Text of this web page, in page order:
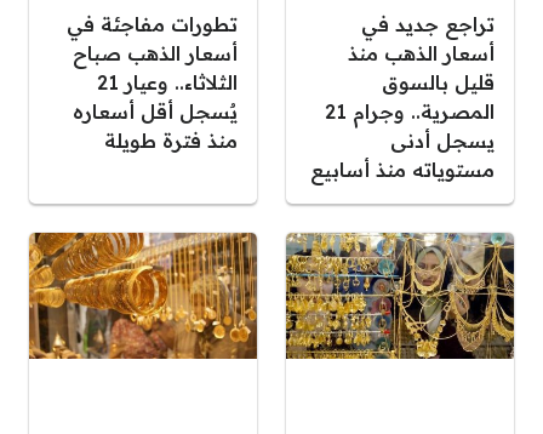
تراجع جديد في
أسعار الذهب منذ
قليل بالسوق
المصرية.. وجرام 21
يسجل أدنى
مستوياته منذ أسابيع
تطورات مفاجئة في
أسعار الذهب صباح
الثلاثاء.. وعيار 21
يٌسجل أقل أسعاره
منذ فترة طويلة